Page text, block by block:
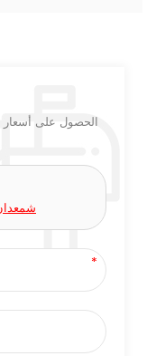
الحصول على أسعار
شمعدان